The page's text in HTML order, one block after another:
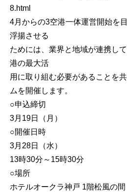
8.html
4月からの3空港一体運営開始を
浮揚させる
ためには、業界と地域が連携し
港の最大活
用に取り組む必要があることを
ムを開催します。
○申込締切
3月19日（月）
○開催日時
3月28日（水）
13時30分～15時30分
○場所
ホテルオークラ神戸 1階松風の間